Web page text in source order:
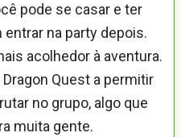
pode se casar e ter
na party depois.
acolhedor à aventura.
Quest a permitir
no grupo, algo que
muita gente.